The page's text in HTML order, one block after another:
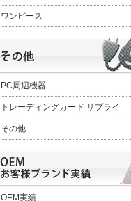
ワンピース
PC周辺機器
トレーディングカード サプライ
その他
OEM実績